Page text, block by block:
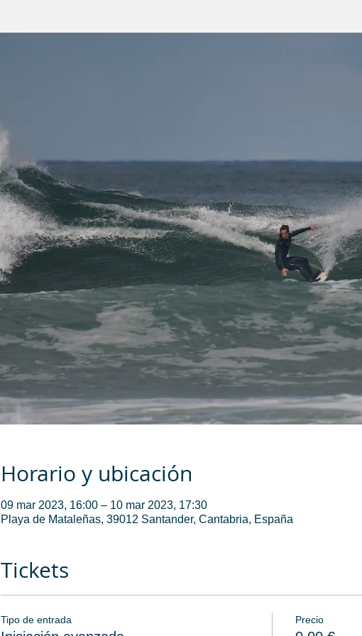
Horario y ubicación
09 mar 2023, 16:00 – 10 mar 2023, 17:30
Playa de Mataleñas, 39012 Santander, Cantabria, España
Tickets
Tipo de entrada Precio